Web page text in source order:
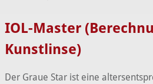
IOL-Master
Kunstlinse)
Der Graue Star ist eine